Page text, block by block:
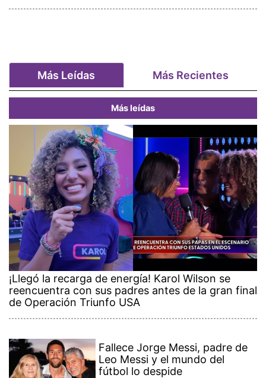
Más Leídas Más Recientes
Más leídas
¡Llegó la recarga de energía! Karol Wilson se
reencuentra con sus padres antes de la gran final
de Operación Triunfo USA
Fallece Jorge Messi, padre de
Leo Messi y el mundo del
fútbol lo despide